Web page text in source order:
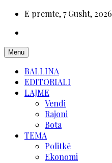
E premte, 7 Gusht, 2026
Menu
BALLINA
EDITORIALI
LAJME
Vendi
Rajoni
Bota
TEMA
Politkë
Ekonomi